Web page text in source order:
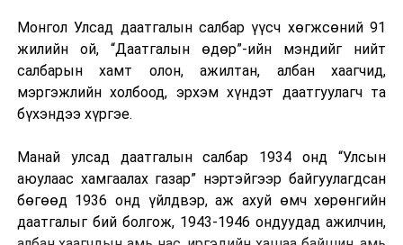
Монгол Улсад даатгалын салбар үүсч хөгжсөний 91
жилийн ой, “Даатгалын өдөр”-ийн мэндийг нийт
салбарын хамт олон, ажилтан, албан хаагчид,
мэргэжлийн холбоод, эрхэм хүндэт даатгуулагч та
бүхэндээ хүргэе.
Манай улсад даатгалын салбар 1934 онд “Улсын
аюулаас хамгаалах газар” нэртэйгээр байгуулагдсан
бөгөөд 1936 онд үйлдвэр, аж ахуй өмч хөрөнгийн
даатгалыг бий болгож, 1943-1946 ондуудад ажилчин,